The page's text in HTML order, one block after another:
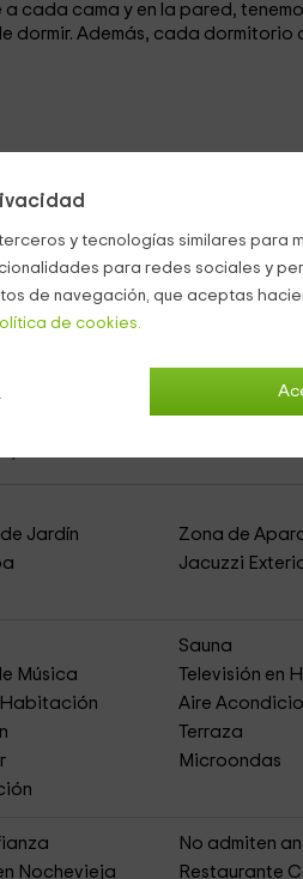
y tecnologías similares para
para redes sociales y
de navegación, que aceptas
de cookies.
a cada cama y en la pared,
dormir. Además, cada dormitorio
Jardín
Zona de
Jacuzzi
Sauna
Música
Televisión en
Habitación
Aire
Terraza
Microondas
No admiten
Nochevieja
Restaurante